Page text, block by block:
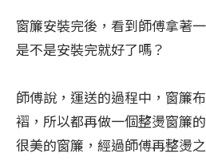
窗簾安裝完後，看到師傅拿著
是不是安裝完就好了嗎？
師傅說，運送的過程中，窗簾
褶，所以都再做一個整燙窗簾
很美的窗簾，經過師傅再整燙